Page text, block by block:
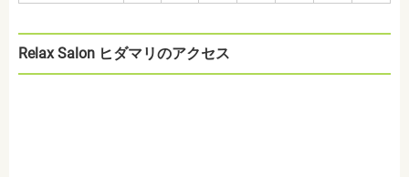
Relax Salon ヒダマリのアクセス